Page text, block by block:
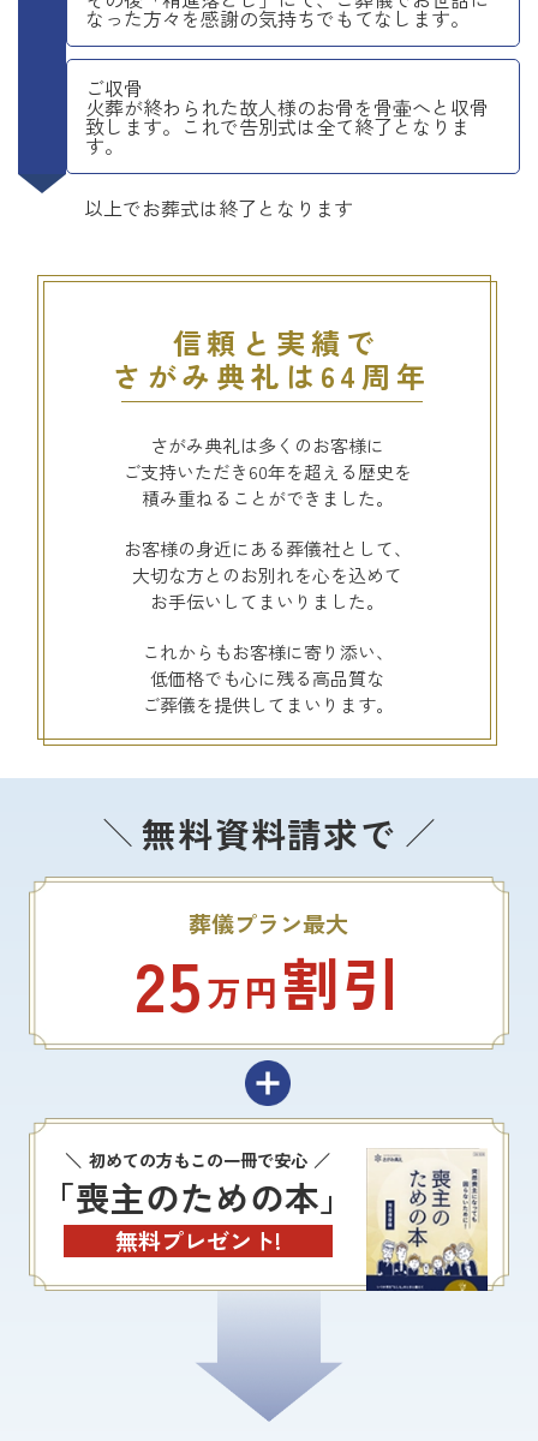
なった方々を感謝の気持ちでもてなします。
ご収骨
火葬が終わられた故人様のお骨を骨壷へと収骨
致します。これで告別式は全て終了となりま
す。
以上でお葬式は終了となります
信頼と実績で
さがみ典礼は64周年
さがみ典礼は多くのお客様に
ご支持いただき60年を超える歴史を
積み重ねることができました。
お客様の身近にある葬儀社として、
大切な方とのお別れを心を込めて
お手伝いしてまいりました。
これからもお客様に寄り添い、
低価格でも心に残る高品質な
ご葬儀を提供してまいります。
無料資料請求で
葬儀プラン最大
25万円割引
初めての方もこの一冊で安心
「喪主のための本」
無料プレゼント!